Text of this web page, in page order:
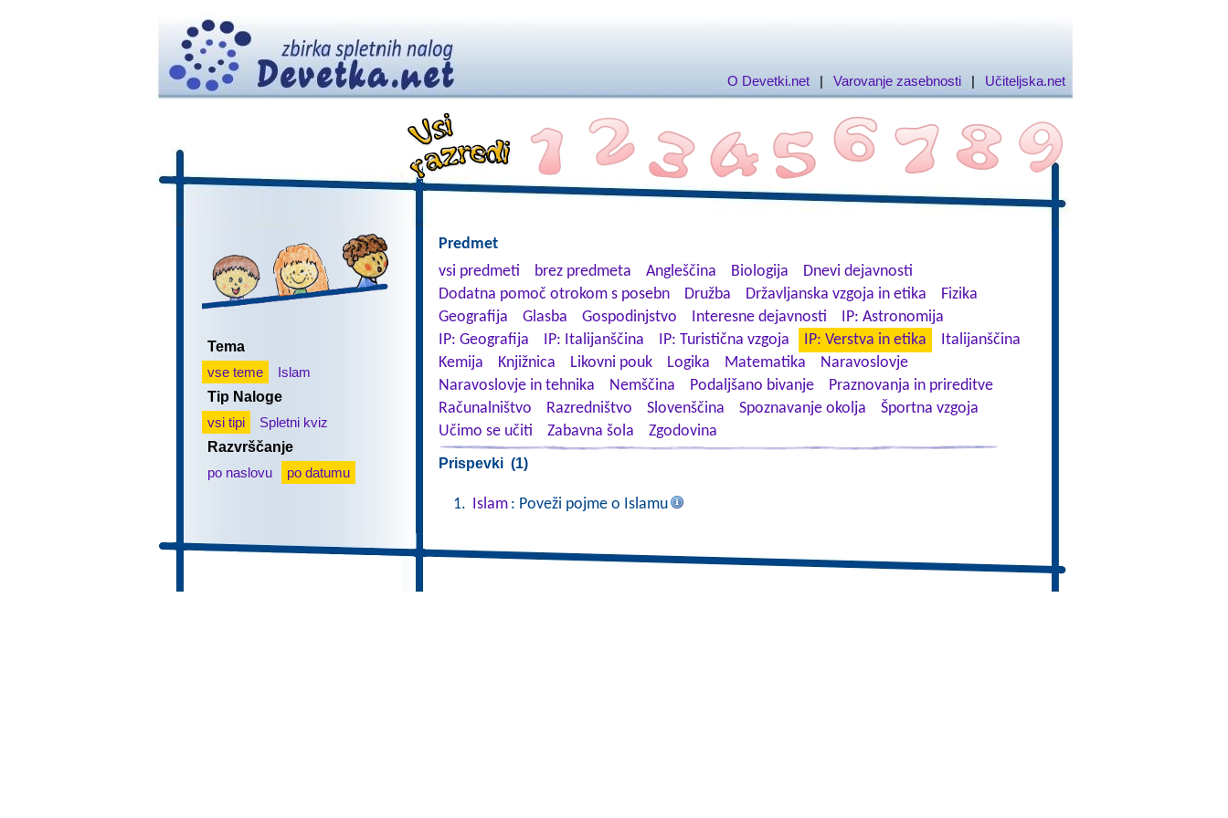
O Devetki.net | Varovanje zasebnosti | Učiteljska.net
Tema
vse teme
Islam
Tip Naloge
vsi tipi
Spletni kviz
Razvrščanje
po naslovu
po datumu
Predmet
vsi predmeti
brez predmeta Angleščina Biologija
Dnevi dejavnosti
Dodatna pomoč otrokom s posebn
Družba Državljanska vzgoja in etika
Fizika
Geografija
Glasba Gospodinjstvo Interesne dejavnosti
IP: Astronomija
IP: Geografija
IP: Italijanščina IP: Turistična vzgoja IP: Verstva in etika
Italijanščina
Kemija
Knjižnica Likovni pouk Logika Matematika
Naravoslovje
Naravoslovje in tehnika
Nemščina Podaljšano bivanje
Praznovanja in prireditve
Računalništvo
Razredništvo Slovenščina Spoznavanje okolja
Športna vzgoja
Učimo se učiti
Zabavna šola Zgodovina
Prispevki (1)
Islam : Poveži pojme o Islamu